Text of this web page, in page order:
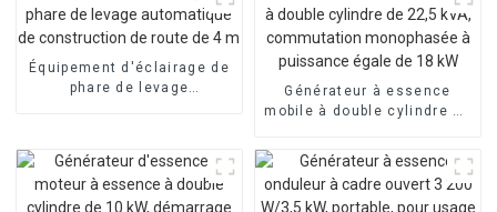
Équipement d'éclairage de
phare de levage
Générateur à essence
mobile à double cylindre de
monophasée à puissance
égale de 18 kW